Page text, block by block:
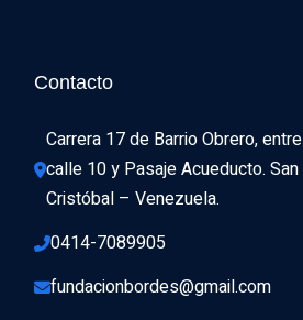
Contacto
Carrera 17 de Barrio Obrero, entre
calle 10 y Pasaje Acueducto. San
Cristóbal – Venezuela.
0414-7089905
fundacionbordes@gmail.com